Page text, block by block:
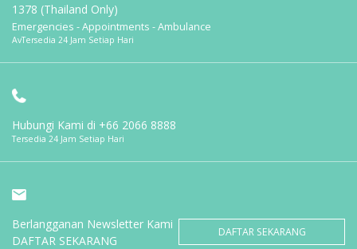
1378 (Thailand Only)
Emergencies - Appointments - Ambulance
AvTersedia 24 Jam Setiap Hari
Hubungi Kami di +66 2066 8888
Tersedia 24 Jam Setiap Hari
Berlangganan Newsletter Kami
DAFTAR SEKARANG
DAFTAR SEKARANG